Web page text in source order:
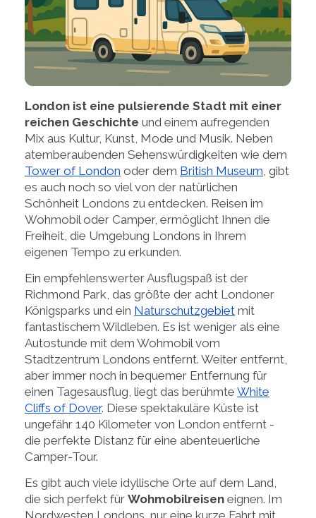
London ist eine pulsierende Stadt mit einer
reichen Geschichte und einem aufregenden
Mix aus Kultur, Kunst, Mode und Musik. Neben
atemberaubenden Sehenswürdigkeiten wie dem
Tower of London oder dem British Museum, gibt
es auch noch so viel von der natürlichen
Schönheit Londons zu entdecken. Reisen im
Wohmobil oder Camper, ermöglicht Ihnen die
Freiheit, die Umgebung Londons in Ihrem
eigenen Tempo zu erkunden.
Ein empfehlenswerter Ausflugspaß ist der
Richmond Park, das größte der acht Londoner
Königsparks und ein Naturschutzgebiet mit
fantastischem Wildleben. Es ist weniger als eine
Autostunde mit dem Wohmobil vom
Stadtzentrum Londons entfernt. Weiter entfernt,
aber immer noch in bequemer Entfernung für
einen Tagesausflug, liegt das berühmte White
Cliffs of Dover. Diese spektakuläre Küste ist
ungefähr 140 Kilometer von London entfernt -
die perfekte Distanz für eine abenteuerliche
Camper-Tour.
Es gibt auch viele idyllische Orte auf dem Land,
die sich perfekt für Wohmobilreisen eignen. Im